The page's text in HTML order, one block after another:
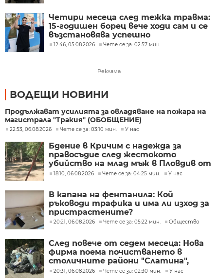
Четири месеца след тежка травма:
15-годишен борец вече ходи сам и се
възстановява успешно
12:46, 05.08.2026 Чете се за: 02:57 мин.
Реклама
ВОДЕЩИ НОВИНИ
Продължават усилията за овладяване на пожара на
магистрала "Тракия" (ОБОБЩЕНИЕ)
22:53, 06.08.2026 Чете се за: 03:10 мин. У нас
Бдение в Кричим с надежда за
правосъдие след жестокото
убийство на млад мъж в Пловдив от
тийнейджъри
18:10, 06.08.2026 Чете се за: 04:25 мин. У нас
В капана на фентанила: Кой
ръководи трафика и има ли изход за
пристрастените?
20:21, 06.08.2026 Чете се за: 05:22 мин. Общество
След повече от седем месеца: Нова
фирма поема почистването в
столичните райони "Слатина",
"Подуяне" и "Изгрев"
20:31, 06.08.2026 Чете се за: 02:30 мин. У нас